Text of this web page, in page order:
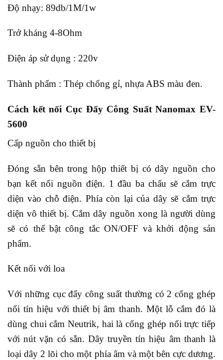
Độ nhạy: 89db/1M/1w
Trở kháng 4-8Ohm
Điện áp sử dụng : 220v
Thành phẩm : Thép chống gỉ, nhựa ABS màu đen.
Cách kết nối Cục Đẩy Công Suất Nanomax EV-
5600
Cấp nguồn cho thiết bị
Đóng sẵn bên trong hộp thiết bị có dây nguồn cho
bạn kết nối nguồn điện. 1 đầu ba chấu sẽ cắm trực
diện vào chỗ điện. Phía còn lại của dây sẽ cắm trực
diện vô thiết bị. Cắm dây nguồn xong là người dùng
sẽ có thể bật công tắc ON/OFF và khởi động sản
phẩm.
Kết nối với loa
Với những cục đẩy công suất thường có 2 cổng ghép
nối tín hiệu với thiết bị âm thanh. Một lỗ cắm đó là
dùng chui cắm Neutrik, hai là cổng ghép nối trực tiếp
với nút vặn có sẵn. Dây truyền tín hiệu âm thanh là
loại dây 2 lõi cho một phía âm và một bên cực dương.